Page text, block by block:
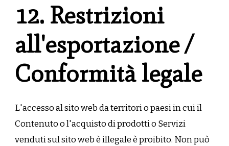
12. Restrizioni
all'esportazione /
Conformità legale
L'accesso al sito web da territori o paesi in cui il
Contenuto o l'acquisto di prodotti o Servizi
venduti sul sito web è illegale è proibito. Non può